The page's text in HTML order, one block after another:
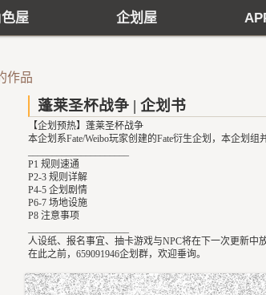
屋 企划屋
作品
蓬莱圣杯战争 | 企划书
【企划预热】蓬莱圣杯战争
本企划系Fate/Weibo玩家创建的Fate衍生企划，本企划
P1 规则速通
P2-3 规则详解
P4-5 企划剧情
P6-7 场地设施
P8 注意事项
人设纸、报名事宜、抽卡游戏与NPC将在下一次更新中放
在此之前，659091946企划群，欢迎垂询。